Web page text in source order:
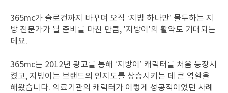
365mc가 슬로건까지 바꾸며 오직 ‘지방 하나만’ 몰두하는 지
방 전문가가 될 준비를 마친 만큼, '지방이'의 활약도 기대되는
데요.
365mc는 2012년 광고를 통해 ‘지방이’ 캐릭터를 처음 등장시
켰고, 지방이는 브랜드의 인지도를 상승시키는 데 큰 역할을
해왔습니다. 의료기관의 캐릭터가 이렇게 성공적이었던 사례